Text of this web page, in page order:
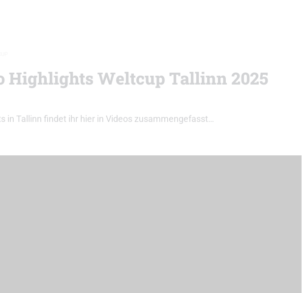
Highlights Weltcup Tallinn 2025
in Tallinn findet ihr hier in Videos zusammengefasst…